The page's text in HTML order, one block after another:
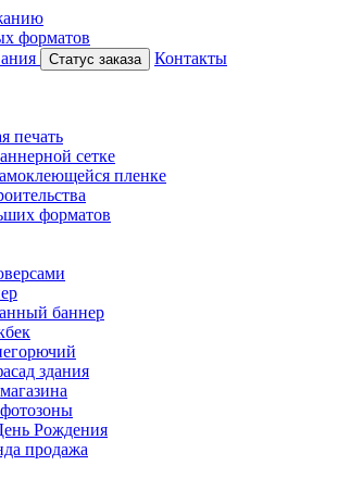
Статус заказа
Контакты
печать
сетке
пленке
форматов
баннер
здания
Рождения
продажа